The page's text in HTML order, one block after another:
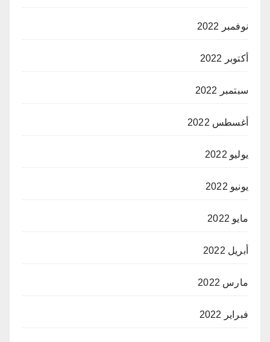
نوفمبر 2022
أكتوبر 2022
سبتمبر 2022
أغسطس 2022
يوليو 2022
يونيو 2022
مايو 2022
أبريل 2022
مارس 2022
فبراير 2022